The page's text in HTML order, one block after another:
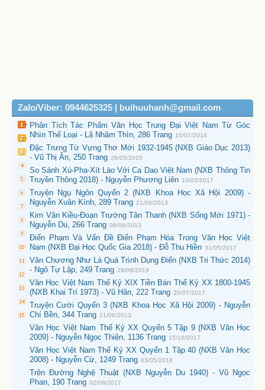
Zalo/Viber: 0944625325 | buihuuhanh@gmail.com
Phân Tích Tác Phẩm Văn Học Trung Đại Việt Nam Từ Góc
Nhìn Thể Loại - Lã Nhâm Thìn, 286 Trang 10/07/2014
Đặc Trưng Từ Vựng Thơ Mới 1932-1945 (NXB Giáo Dục 2013)
- Vũ Thị Ân, 250 Trang 26/05/2015
So Sánh Xú-Pha-Xít Lào Với Ca Dao Việt Nam (NXB Thông Tin
Truyền Thông 2018) - Nguyễn Phương Liên 10/03/2017
Truyện Ngụ Ngôn Quyển 2 (NXB Khoa Học Xã Hội 2009) -
Nguyễn Xuân Kính, 289 Trang 21/06/2013
Kim Vân Kiều-Đoạn Trường Tân Thanh (NXB Sống Mới 1971) -
Nguyễn Du, 266 Trang 08/06/2013
Điển Phạm Và Vấn Đề Điển Phạm Hóa Trong Văn Học Việt
Nam (NXB Đại Học Quốc Gia 2018) - Đỗ Thu Hiền 31/05/2017
Văn Chương Như Là Quá Trình Dụng Điển (NXB Tri Thức 2014)
- Ngô Tự Lập, 249 Trang 28/08/2019
Văn Học Việt Nam Thế Kỷ XIX Tiền Bán Thế Kỷ XX 1800-1945
(NXB Khai Trí 1973) - Vũ Hân, 222 Trang 20/07/2017
Truyện Cười Quyển 3 (NXB Khoa Học Xã Hội 2009) - Nguyễn
Chí Bền, 344 Trang 21/06/2013
Văn Học Việt Nam Thế Kỷ XX Quyển 5 Tập 9 (NXB Văn Học
2009) - Nguyễn Ngọc Thiện, 1136 Trang 15/10/2017
Văn Học Việt Nam Thế Kỷ XX Quyển 1 Tập 40 (NXB Văn Học
2008) - Nguyễn Cừ, 1249 Trang 03/05/2018
Trên Đường Nghệ Thuật (NXB Nguyễn Du 1940) - Vũ Ngọc
Phan, 190 Trang 02/08/2017